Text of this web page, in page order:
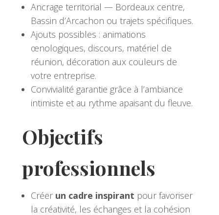
Ancrage territorial — Bordeaux centre,
Bassin d’Arcachon ou trajets spécifiques.
Ajouts possibles : animations
œnologiques, discours, matériel de
réunion, décoration aux couleurs de
votre entreprise.
Convivialité garantie grâce à l’ambiance
intimiste et au rythme apaisant du fleuve.
Objectifs
professionnels
Créer un cadre inspirant pour favoriser
la créativité, les échanges et la cohésion